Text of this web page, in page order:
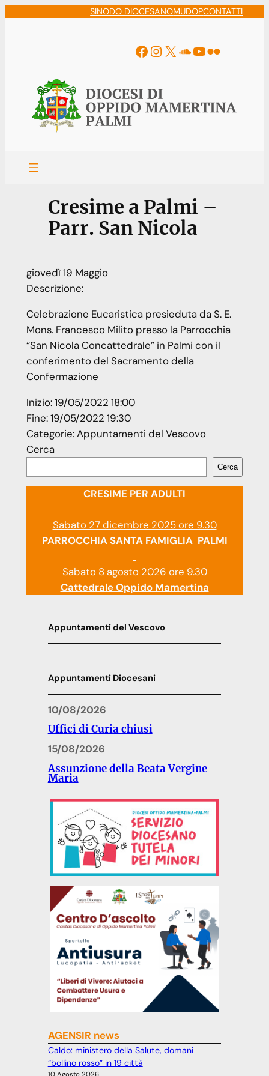
SINODO DIOCESANOMUDOPCONTATTI
Facebook
Instagram
X Soundcloud
YouTube
Flickr
Cresime a Palmi –
Parr. San Nicola
giovedì19 Maggio
Descrizione:
Celebrazione Eucaristica presieduta da S. E.
Mons. Francesco Milito presso la Parrocchia
“San Nicola Concattedrale” in Palmi con il
conferimento del Sacramento della
Confermazione
Inizio:19/05/2022 18:00
Fine:19/05/2022 19:30
Categorie:Appuntamenti del Vescovo
Cerca
Cerca
CRESIME PER ADULTI
Sabato 27 dicembre 2025 ore 9.30
PARROCCHIA SANTA FAMIGLIA PALMI
Sabato 8 agosto 2026 ore 9.30
Cattedrale Oppido Mamertina
Appuntamenti del Vescovo
Appuntamenti Diocesani
10/08/2026
Uffici di Curia chiusi
15/08/2026
Assunzione della Beata Vergine
Maria
AGENSIR news
Caldo: ministero della Salute, domani
“bollino rosso” in 19 città